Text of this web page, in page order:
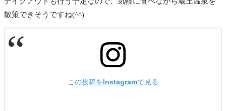
散策できそうですね(^^)
この投稿をInstagramで見る